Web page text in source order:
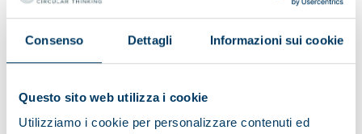
Consenso Dettagli Informazioni sui cookie
Questo sito web utilizza i cookie
Utilizziamo i cookie per personalizzare contenuti ed
Taille maximale 5 MO (.pdf)
MESSAGE